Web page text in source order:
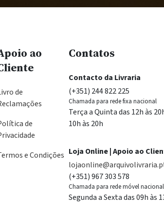
ao
de
de
e Condições
Contatos
Contacto da Livraria
(+351) 244 822 225
Chamada para rede fixa nacional
Terça a Quinta das 12h às
10h às 20h
Loja Online | Apoio ao
(+351) 967 303 578
Chamada para rede móvel nacional
Segunda a Sexta das 09h às